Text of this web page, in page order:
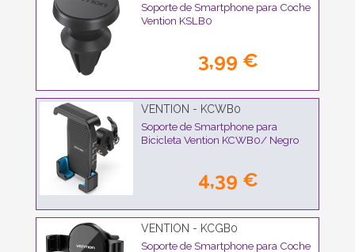
Soporte de Smartphone para Coche
Vention KSLB0
3,99 €
VENTION - KCWB0
Soporte de Smartphone para
Bicicleta Vention KCWB0/ Negro
4,39 €
VENTION - KCGB0
Soporte de Smartphone para Coche